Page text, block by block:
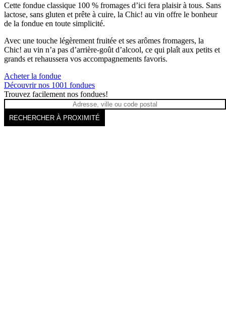
Cette fondue classique 100 % fromages d’ici fera plaisir à tous. Sans
lactose, sans gluten et prête à cuire, la Chic! au vin offre le bonheur
de la fondue en toute simplicité.
Avec une touche légèrement fruitée et ses arômes fromagers, la
Chic! au vin n’a pas d’arrière-goût d’alcool, ce qui plaît aux petits et
grands et rehaussera vos accompagnements favoris.
Acheter la fondue
Découvrir nos 1001 fondues
Trouvez facilement nos fondues!